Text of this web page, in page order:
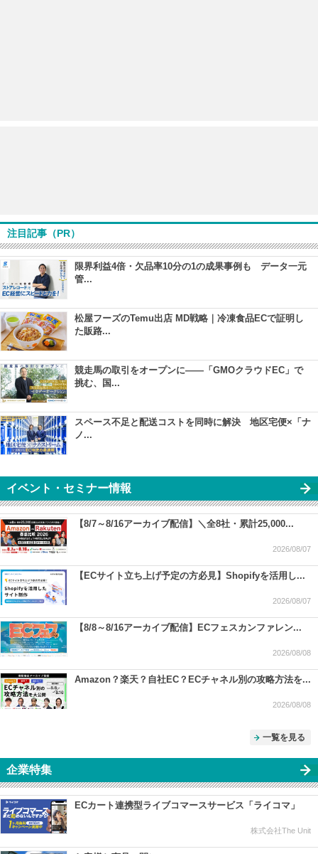
注目記事（PR）
限界利益4倍・欠品率10分の1の成果事例も データ一元
管...
松屋フーズのTemu出店 MD戦略｜冷凍食品ECで証明し
た販路...
競走馬の取引をオープンに――「GMOクラウドEC」で
挑む、国...
スペース不足と配送コストを同時に解決 地区宅便×「ナ
ノ...
イベント・セミナー情報
【8/7～8/16アーカイブ配信】＼全8社・累計25,000...
2026/08/07
【ECサイト立ち上げ予定の方必見】Shopifyを活用し...
2026/08/07
【8/8～8/16アーカイブ配信】ECフェスカンファレン...
2026/08/08
Amazon？楽天？自社EC？ECチャネル別の攻略方法を...
2026/08/08
一覧を見る
企業特集
ECカート連携型ライブコマースサービス「ライコマ」
株式会社The Unit